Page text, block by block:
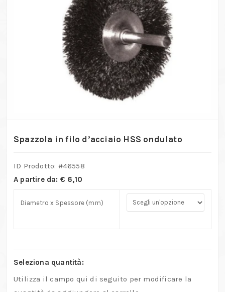
Spazzola in filo d’acciaio HSS ondulato
ID Prodotto: #46558
A partire da: € 6,10
Diametro x Spessore (mm)
Seleziona quantità:
Utilizza il campo qui di seguito per modificare la